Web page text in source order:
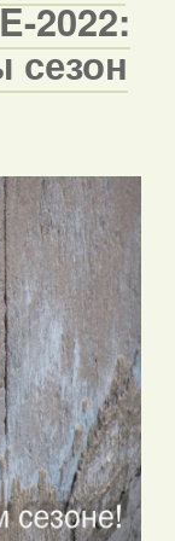
2022:
сезон